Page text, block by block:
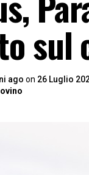
sul
ago on 26 Luglio